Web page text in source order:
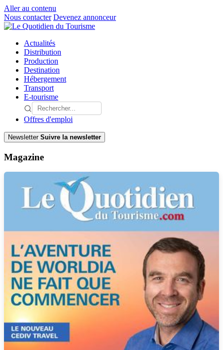
Aller au contenu
Nous contacter Devenez annonceur
Actualités
Distribution
Production
Destination
Hébergement
Transport
E-tourisme
Offres d'emploi
Newsletter Suivre la newsletter
Magazine